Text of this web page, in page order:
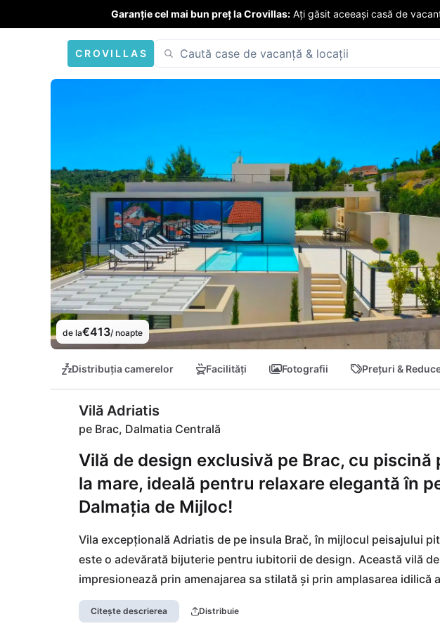
Garanție cel mai bun preț la Crovillas: Ați găsit aceeași casă de
CROVILLAS
de la€413/ noapte
Distribuția camerelor Facilități Fotografii Prețuri &
Vilă Adriatis
pe Brac, Dalmatia Centrală
Vilă de design exclusivă pe Brac, cu piscină
la mare, ideală pentru relaxare elegantă în
Dalmația de Mijloc!
Vila excepțională Adriatis de pe insula Brač, în mijlocul peisajului
este o adevărată bijuterie pentru iubitorii de design. Această vilă
impresionează prin amenajarea sa stilată și prin amplasarea idilică
să te relaxezi și să îți lași în urmă rutina zilnică - fie că este vorba de
terasa generoasă sau de o baie revigorantă în piscina privată. La
Citește descrierea Distribuie